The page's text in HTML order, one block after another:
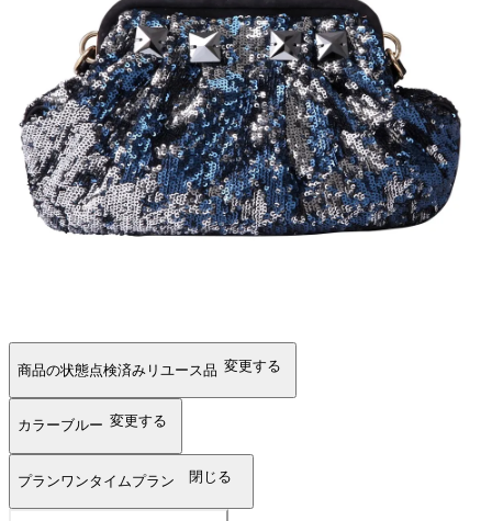
商品の状態点検済みリユース品 変更する
カラーブルー 変更する
プランワンタイムプラン 閉じる